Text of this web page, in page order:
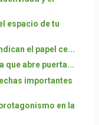
espacio de tu
el papel ce...
que abre puerta...
importantes
en la